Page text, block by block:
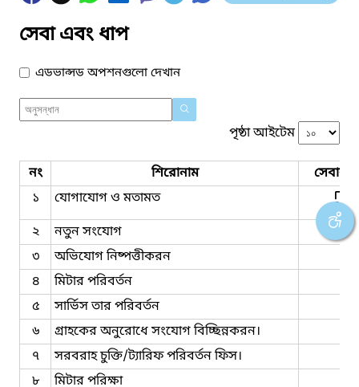
সেবা এবং ধাপ
এডভান্সড অপশনগুলো দেখান
পৃষ্ঠা আইটেম
নং শিরোনাম
সেবার
১
যোগাযোগ ও মতামত
২
নতুন সংযোগ
৩
অভিযোগ নিষ্পত্তীকরন
৪
মিটার পরিবর্তন
৫
সার্ভিস তার পরিবর্তন
৬
গ্রাহকের অনুরোধে সংযোগ বিচ্ছিন্নকরন।
৭
সরবরাহ চুক্তি/ট্যারিফ পরিবর্তন ফিস।
৮
মিটার পরিক্ষা